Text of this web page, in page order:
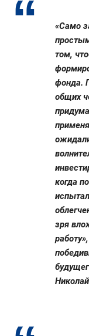
«Само
том,
фонда.
общих
когда
зря